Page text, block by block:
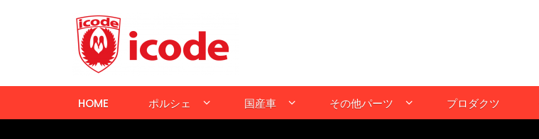
HOME ポルシェ 国産車 その他パーツ プロダクツ